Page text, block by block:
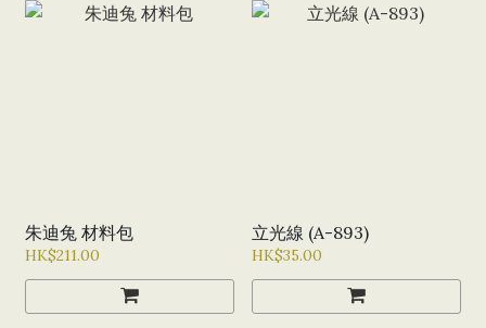
朱迪兔 材料包
HK$211.00
立光線 (A-893)
HK$35.00